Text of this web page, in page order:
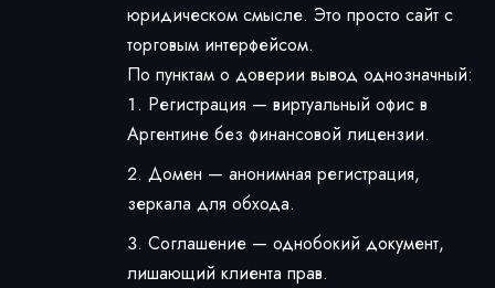
юридическом смысле. Это просто сайт с
торговым интерфейсом.
По пунктам о доверии вывод однозначный:
Регистрация — виртуальный офис в
Аргентине без финансовой лицензии.
Домен — анонимная регистрация,
зеркала для обхода.
Соглашение — однобокий документ,
лишающий клиента прав.